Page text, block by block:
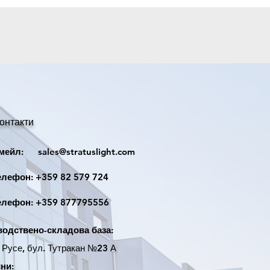
sales@stratuslight.com
+359 82 579 724
+359 877795556
складова база:
бул. Тутракан №23 А